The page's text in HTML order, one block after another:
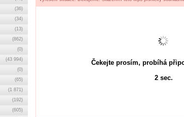
Čekejte prosím, probíhá
2sec.
(36)
(34)
(13)
(862)
(0)
(43 994)
(0)
(65)
(1 871)
(192)
(605)